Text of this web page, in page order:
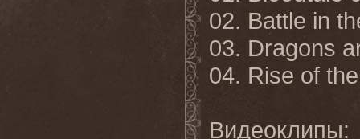
02. Battle in
03. Dragons
04. Rise of
Видеоклипы: